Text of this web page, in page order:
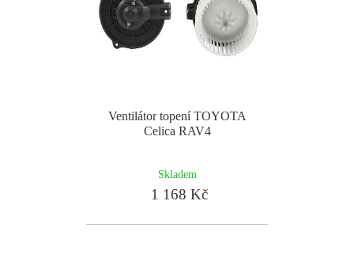
Ventilátor topení TOYOTA
Celica RAV4
Skladem
1 168 Kč